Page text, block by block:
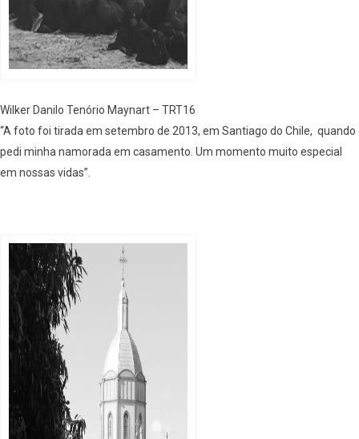
Wilker Danilo Tenório Maynart – TRT16
“A foto foi tirada em setembro de 2013, em Santiago do Chile, quando
pedi minha namorada em casamento. Um momento muito especial
em nossas vidas”.